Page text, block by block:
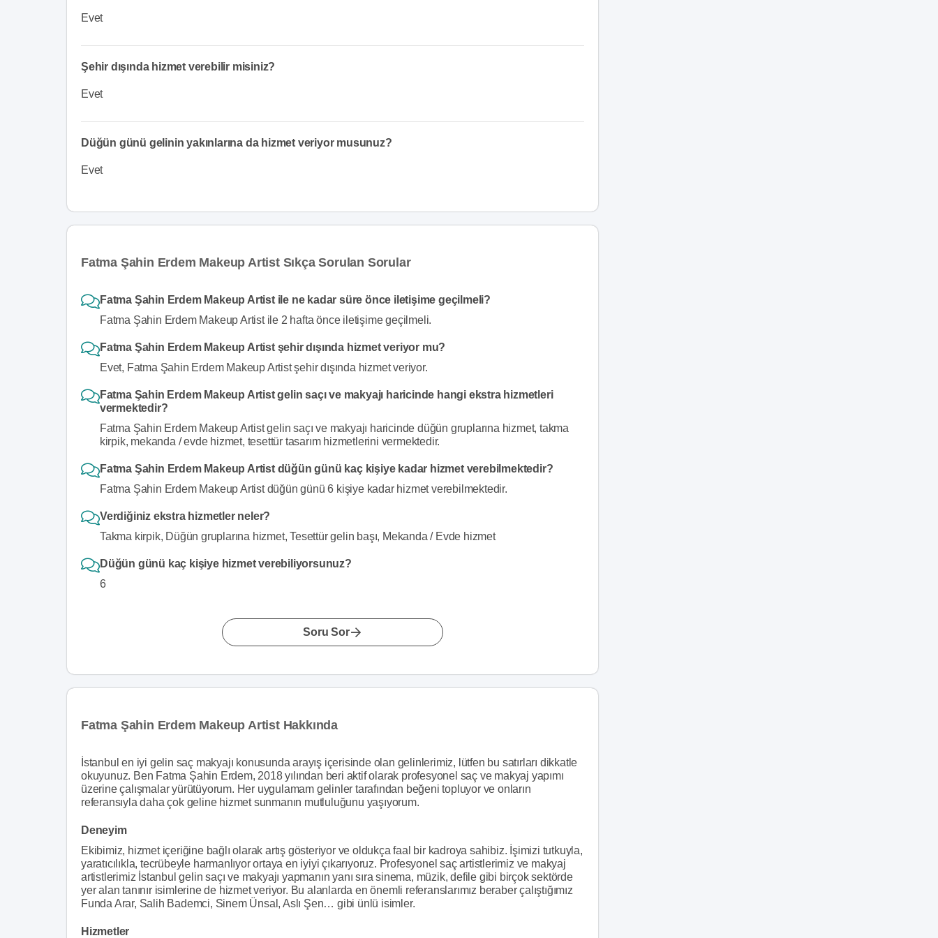
Evet
Şehir dışında hizmet verebilir misiniz?
Evet
Düğün günü gelinin yakınlarına da hizmet veriyor musunuz?
Evet
Fatma Şahin Erdem Makeup Artist Sıkça Sorulan Sorular
Fatma Şahin Erdem Makeup Artist ile ne kadar süre önce iletişime geçilmeli?
Fatma Şahin Erdem Makeup Artist ile 2 hafta önce iletişime geçilmeli.
Fatma Şahin Erdem Makeup Artist şehir dışında hizmet veriyor mu?
Evet, Fatma Şahin Erdem Makeup Artist şehir dışında hizmet veriyor.
Fatma Şahin Erdem Makeup Artist gelin saçı ve makyajı haricinde hangi ekstra hizmetleri
vermektedir?
Fatma Şahin Erdem Makeup Artist gelin saçı ve makyajı haricinde düğün gruplarına hizmet, takma
kirpik, mekanda / evde hizmet, tesettür tasarım hizmetlerini vermektedir.
Fatma Şahin Erdem Makeup Artist düğün günü kaç kişiye kadar hizmet verebilmektedir?
Fatma Şahin Erdem Makeup Artist düğün günü 6 kişiye kadar hizmet verebilmektedir.
Verdiğiniz ekstra hizmetler neler?
Takma kirpik, Düğün gruplarına hizmet, Tesettür gelin başı, Mekanda / Evde hizmet
Düğün günü kaç kişiye hizmet verebiliyorsunuz?
6
Soru Sor
Fatma Şahin Erdem Makeup Artist Hakkında
İstanbul en iyi gelin saç makyajı konusunda arayış içerisinde olan gelinlerimiz, lütfen bu satırları dikkatle
okuyunuz. Ben Fatma Şahin Erdem, 2018 yılından beri aktif olarak profesyonel saç ve makyaj yapımı
üzerine çalışmalar yürütüyorum. Her uygulamam gelinler tarafından beğeni topluyor ve onların
referansıyla daha çok geline hizmet sunmanın mutluluğunu yaşıyorum.
Deneyim
Ekibimiz, hizmet içeriğine bağlı olarak artış gösteriyor ve oldukça faal bir kadroya sahibiz. İşimizi tutkuyla,
yaratıcılıkla, tecrübeyle harmanlıyor ortaya en iyiyi çıkarıyoruz. Profesyonel saç artistlerimiz ve makyaj
artistlerimiz İstanbul gelin saçı ve makyajı yapmanın yanı sıra sinema, müzik, defile gibi birçok sektörde
yer alan tanınır isimlerine de hizmet veriyor. Bu alanlarda en önemli referanslarımız beraber çalıştığımız
Funda Arar, Salih Bademci, Sinem Ünsal, Aslı Şen… gibi ünlü isimler.
Hizmetler